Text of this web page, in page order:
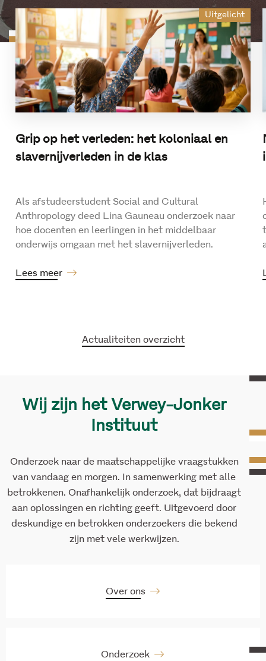
Uitgelicht
Grip op het verleden: het koloniaal en
slavernijverleden in de klas
Als afstudeerstudent Social and Cultural
Anthropology deed Lina Gauneau onderzoek naar
hoe docenten en leerlingen in het middelbaar
onderwijs omgaan met het slavernijverleden.
Lees meer
Actualiteiten overzicht
Wij zijn het Verwey-Jonker
Instituut
Onderzoek naar de maatschappelijke vraagstukken
van vandaag en morgen. In samenwerking met alle
betrokkenen. Onafhankelijk onderzoek, dat bijdraagt
aan oplossingen en richting geeft. Uitgevoerd door
deskundige en betrokken onderzoekers die bekend
zijn met vele werkwijzen.
Over ons
Onderzoek